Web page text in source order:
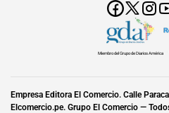
Miembro del Grupo de Diarios América
Empresa Editora El Comercio. Calle
Elcomercio.pe. Grupo El Comercio —